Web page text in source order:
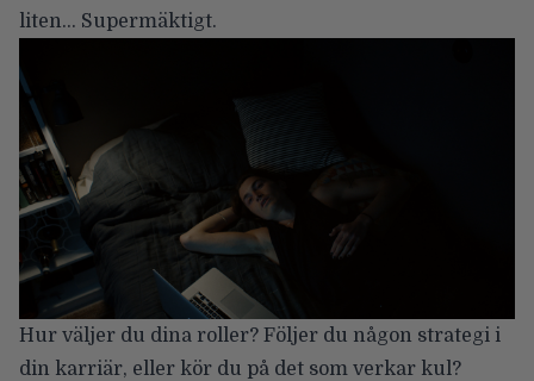
liten… Supermäktigt.
Hur väljer du dina roller? Följer du någon strategi i
din karriär, eller kör du på det som verkar kul?